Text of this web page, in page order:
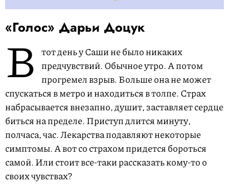
«Голос» Дарьи Доцук
В тот день у Саши не было никаких
предчувствий. Обычное утро. А потом
прогремел взрыв. Больше она не может
спускаться в метро и находиться в толпе. Страх
набрасывается внезапно, душит, заставляет сердце
биться на пределе. Приступ длится минуту,
полчаса, час. Лекарства подавляют некоторые
симптомы. А вот со страхом придется бороться
самой. Или стоит все-таки рассказать кому-то о
своих чувствах?